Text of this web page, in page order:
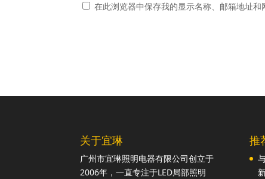
在此浏览器中保存我的显示名称、邮箱地址和
关于宜琳
广州市宜琳照明电器有限公司创立于
2006年，一直专注于LED局部照明
推